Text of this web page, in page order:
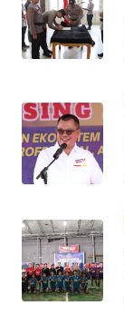
WN
SOLO
BOROBUDUR
WN
MADURA
WN
SURABAYA
WN
NATUNA